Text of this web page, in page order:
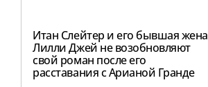
Итан Слейтер и его бывшая жена
Лилли Джей не возобновляют
свой роман после его
расставания с Арианой Гранде